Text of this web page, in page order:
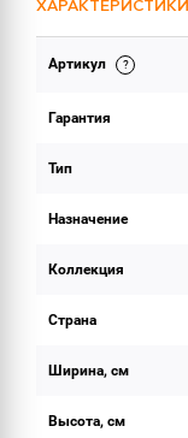
ХАРАКТЕРИСТИКИ
ОБЪЕМ ПОСТАВКИ
Артикул
Гарантия
Тип
Назначение
Коллекция
Страна
Ширина, см
Высота, см